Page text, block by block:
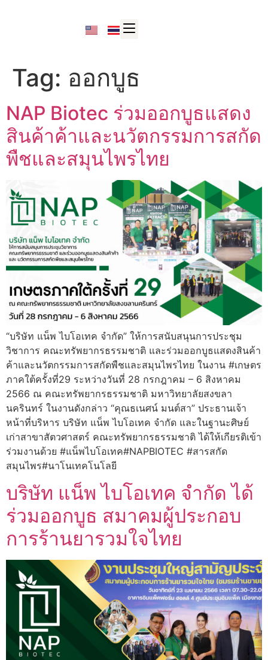
Tag: ออกบูธ
NAP Biotec ร่วมออกบูธแสดง
สินค้าค้าและนวัตกรรมการสกัด
พืชและสมุนไพรไทย
“บริษัท แน็พ ไบโอเทค จำกัด” ให้การสนับสนุนการประชุม
วิชาการ คณะทรัพยากรธรรมชาติ และร่วมออกบูธแสดงสินค้า
ค้าและนวัตกรรมการสกัดพืชและสมุนไพรไทย ในงาน #เกษตร
ภาคใต้ครั้งที่29 ระหว่างวันที่ 28 กรกฎาคม – 6 สิงหาคม
2566 ณ คณะทรัพยากรธรรมชาติ มหาวิทยาลัยสงขลา
นครินทร์ ในงานดังกล่าว “คุณธเนศน์ มนต์สา” ประธานเจ้า
หน้าที่บริหาร บริษัท แน็พ ไบโอเทค จำกัด และในฐานะศิษย์
เก่าสาขาสัตวศาสตร์ คณะทรัพยากรธรรมชาติ ได้ให้เกียรติเข้า
ร่วมงานด้วย #แน็พไบโอเทค#NAPBIOTEC #สารสกัด
สมุนไพร#นาโนเทคโนโลยี
บริษัท แน็พ ไบโอเทค จำกัด ได้
ร่วมออกบูธ สมาคมผู้ประกอบ
การร้านยารวมใจไทย